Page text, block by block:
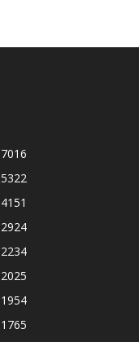
7016
5322
4151
2924
2234
2025
1954
1765